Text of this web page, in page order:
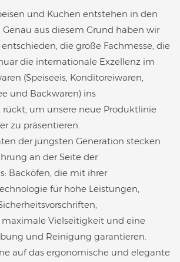
und Kuchen entstehen in den
Genau aus diesem Grund haben wir
entschieden, die große Fachmesse, die
die internationale Exzellenz im
(Speiseeis, Konditoreiwaren,
und Backwaren) ins
um unsere neue Produktlinie
zu präsentieren.
der jüngsten Generation stecken
an der Seite der
Backöfen, die mit ihrer
für hohe Leistungen,
maximale Vielseitigkeit und eine
und Reinigung garantieren.
auf das ergonomische und elegante